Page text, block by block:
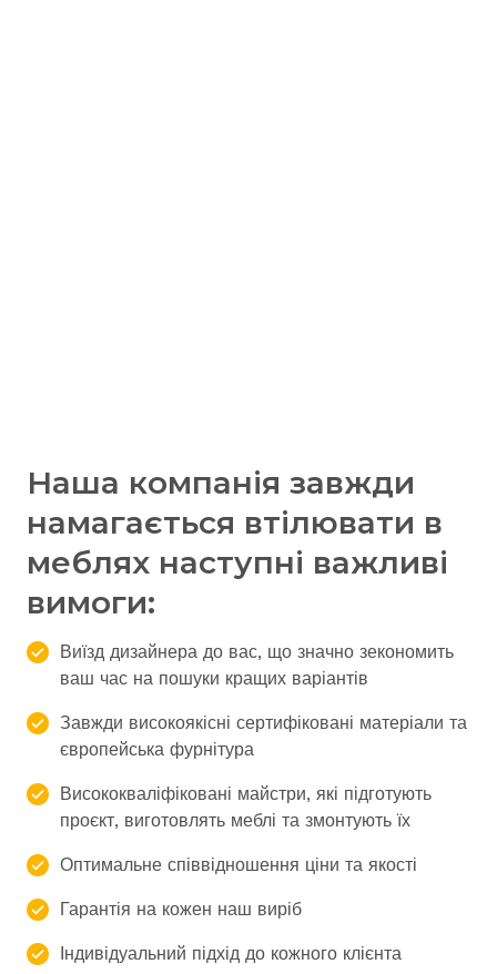
Наша компанія завжди
намагається втілювати в
меблях наступні важливі
вимоги:
Виїзд дизайнера до вас, що значно зекономить
ваш час на пошуки кращих варіантів
Завжди високоякісні сертифіковані матеріали та
європейська фурнітура
Висококваліфіковані майстри, які підготують
проєкт, виготовлять меблі та змонтують їх
Оптимальне співвідношення ціни та якості
Гарантія на кожен наш виріб
Індивідуальний підхід до кожного клієнта